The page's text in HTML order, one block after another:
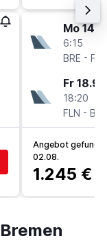
Mo 14.9.
6:15
BRE - FLN
Fr 18.9.
18:20
FLN - BRE
Angebot
02.08.
1.245 €